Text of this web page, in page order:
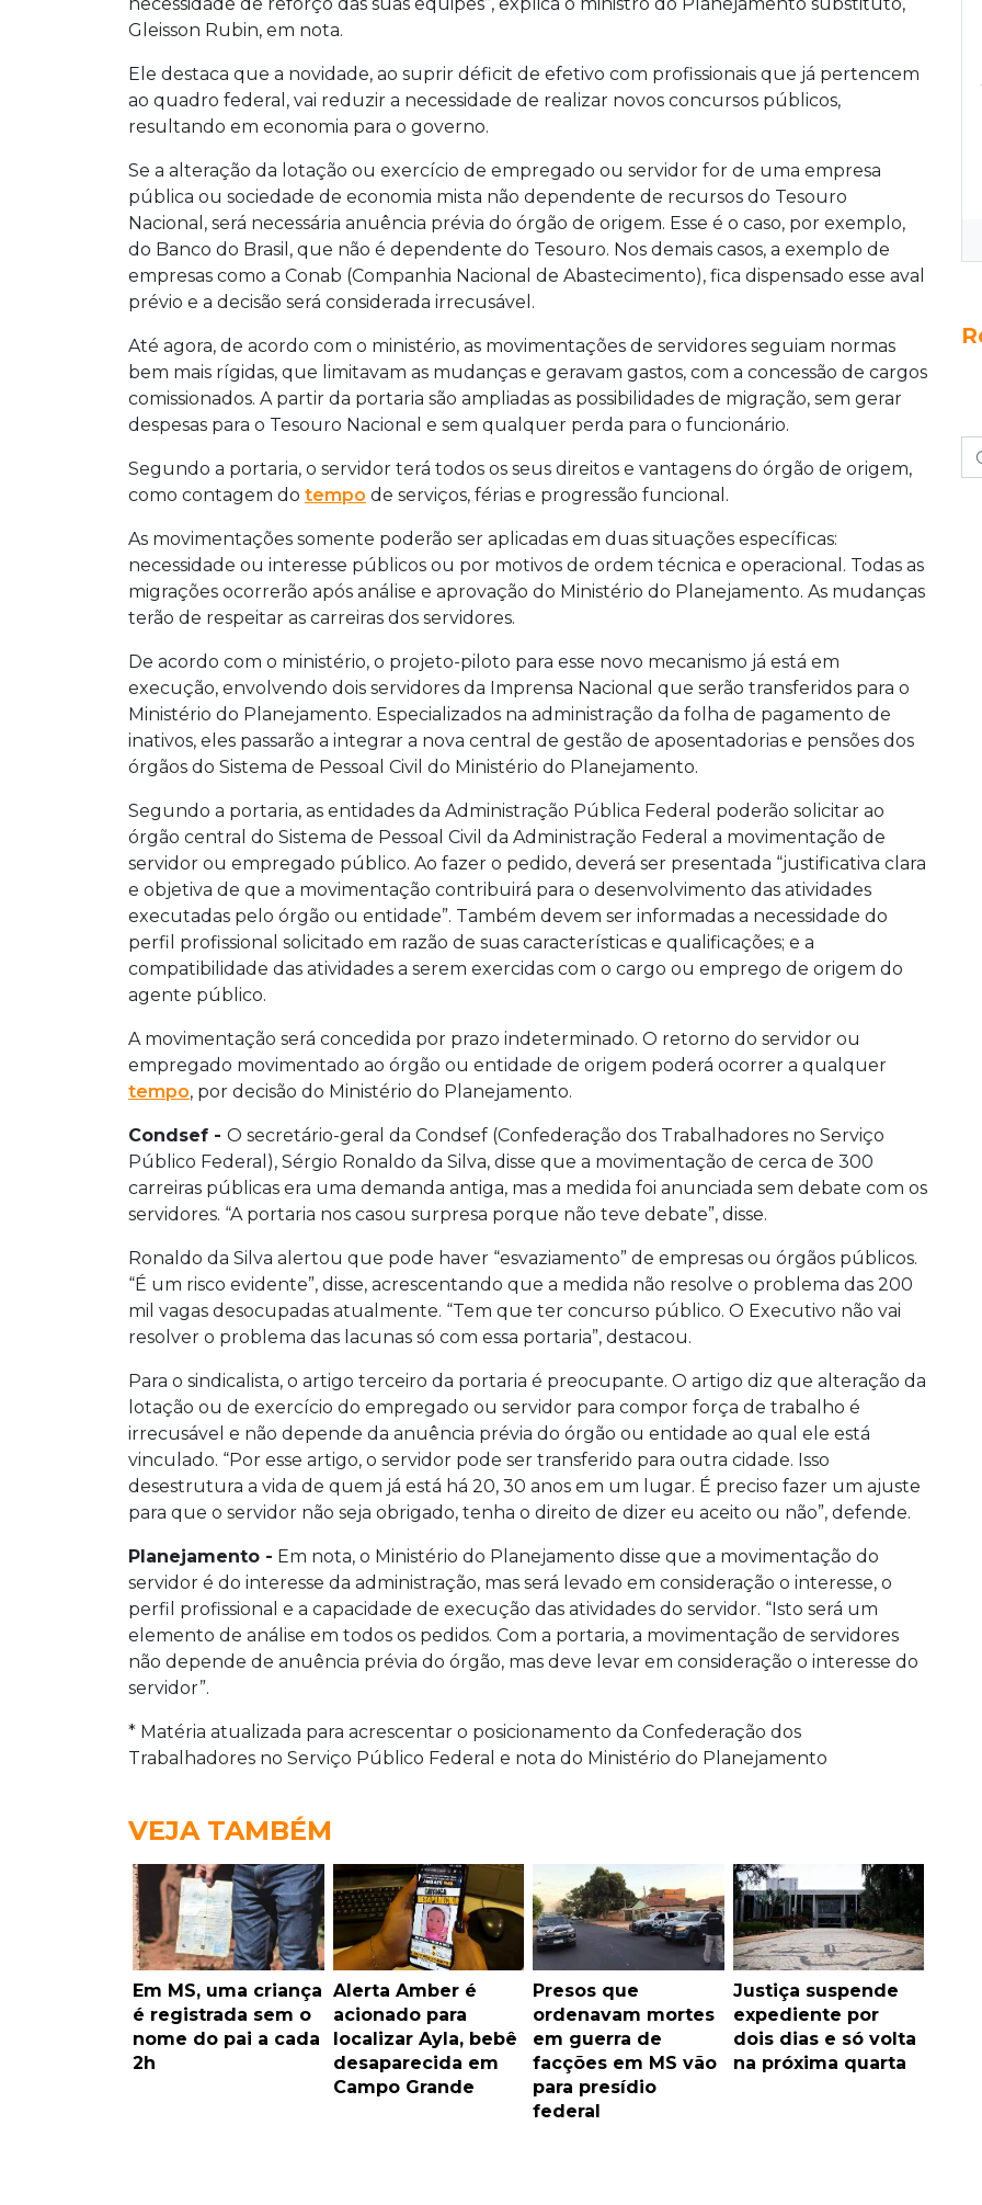
Gleisson Rubin, em nota.
Ele destaca que a novidade, ao suprir déficit de efetivo com profissionais que já pertencem
ao quadro federal, vai reduzir a necessidade de realizar novos concursos públicos,
resultando em economia para o governo.
Se a alteração da lotação ou exercício de empregado ou servidor for de uma empresa
pública ou sociedade de economia mista não dependente de recursos do Tesouro
Nacional, será necessária anuência prévia do órgão de origem. Esse é o caso, por exemplo,
do Banco do Brasil, que não é dependente do Tesouro. Nos demais casos, a exemplo de
empresas como a Conab (Companhia Nacional de Abastecimento), fica dispensado esse aval
prévio e a decisão será considerada irrecusável.
Até agora, de acordo com o ministério, as movimentações de servidores seguiam normas
bem mais rígidas, que limitavam as mudanças e geravam gastos, com a concessão de cargos
comissionados. A partir da portaria são ampliadas as possibilidades de migração, sem gerar
despesas para o Tesouro Nacional e sem qualquer perda para o funcionário.
Segundo a portaria, o servidor terá todos os seus direitos e vantagens do órgão de origem,
como contagem do tempo de serviços, férias e progressão funcional.
As movimentações somente poderão ser aplicadas em duas situações específicas:
necessidade ou interesse públicos ou por motivos de ordem técnica e operacional. Todas as
migrações ocorrerão após análise e aprovação do Ministério do Planejamento. As mudanças
terão de respeitar as carreiras dos servidores.
De acordo com o ministério, o projeto-piloto para esse novo mecanismo já está em
execução, envolvendo dois servidores da Imprensa Nacional que serão transferidos para o
Ministério do Planejamento. Especializados na administração da folha de pagamento de
inativos, eles passarão a integrar a nova central de gestão de aposentadorias e pensões dos
órgãos do Sistema de Pessoal Civil do Ministério do Planejamento.
Segundo a portaria, as entidades da Administração Pública Federal poderão solicitar ao
órgão central do Sistema de Pessoal Civil da Administração Federal a movimentação de
servidor ou empregado público. Ao fazer o pedido, deverá ser presentada “justificativa clara
e objetiva de que a movimentação contribuirá para o desenvolvimento das atividades
executadas pelo órgão ou entidade”. Também devem ser informadas a necessidade do
perfil profissional solicitado em razão de suas características e qualificações; e a
compatibilidade das atividades a serem exercidas com o cargo ou emprego de origem do
agente público.
A movimentação será concedida por prazo indeterminado. O retorno do servidor ou
empregado movimentado ao órgão ou entidade de origem poderá ocorrer a qualquer
tempo, por decisão do Ministério do Planejamento.
Condsef - O secretário-geral da Condsef (Confederação dos Trabalhadores no Serviço
Público Federal), Sérgio Ronaldo da Silva, disse que a movimentação de cerca de 300
carreiras públicas era uma demanda antiga, mas a medida foi anunciada sem debate com os
servidores. “A portaria nos casou surpresa porque não teve debate”, disse.
Ronaldo da Silva alertou que pode haver “esvaziamento” de empresas ou órgãos públicos.
“É um risco evidente”, disse, acrescentando que a medida não resolve o problema das 200
mil vagas desocupadas atualmente. “Tem que ter concurso público. O Executivo não vai
resolver o problema das lacunas só com essa portaria”, destacou.
Para o sindicalista, o artigo terceiro da portaria é preocupante. O artigo diz que alteração da
lotação ou de exercício do empregado ou servidor para compor força de trabalho é
irrecusável e não depende da anuência prévia do órgão ou entidade ao qual ele está
vinculado. “Por esse artigo, o servidor pode ser transferido para outra cidade. Isso
desestrutura a vida de quem já está há 20, 30 anos em um lugar. É preciso fazer um ajuste
para que o servidor não seja obrigado, tenha o direito de dizer eu aceito ou não”, defende.
Planejamento - Em nota, o Ministério do Planejamento disse que a movimentação do
servidor é do interesse da administração, mas será levado em consideração o interesse, o
perfil profissional e a capacidade de execução das atividades do servidor. “Isto será um
elemento de análise em todos os pedidos. Com a portaria, a movimentação de servidores
não depende de anuência prévia do órgão, mas deve levar em consideração o interesse do
servidor”.
* Matéria atualizada para acrescentar o posicionamento da Confederação dos
Trabalhadores no Serviço Público Federal e nota do Ministério do Planejamento
VEJA TAMBÉM
Em MS, uma criança
é registrada sem o
nome do pai a cada
2h
Alerta Amber é
acionado para
localizar Ayla, bebê
desaparecida em
Campo Grande
Presos que
ordenavam mortes
em guerra de
facções em MS vão
para presídio
federal
Justiça suspende
expediente por
dois dias e só volta
na próxima quarta